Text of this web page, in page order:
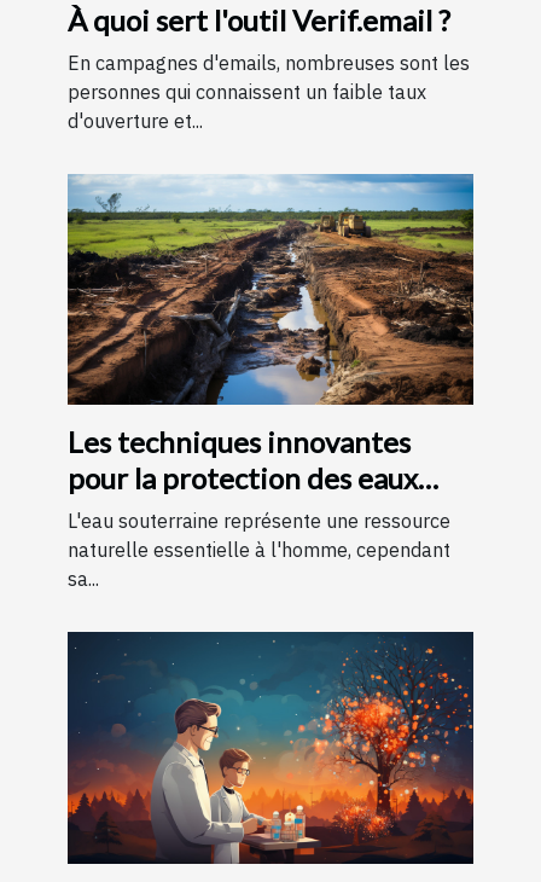
À quoi sert l'outil Verif.email ?
En campagnes d'emails, nombreuses sont les
personnes qui connaissent un faible taux
d'ouverture et...
Les techniques innovantes
pour la protection des eaux
souterraines
L'eau souterraine représente une ressource
naturelle essentielle à l'homme, cependant
sa...